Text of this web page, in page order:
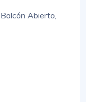
Balcón Abierto,